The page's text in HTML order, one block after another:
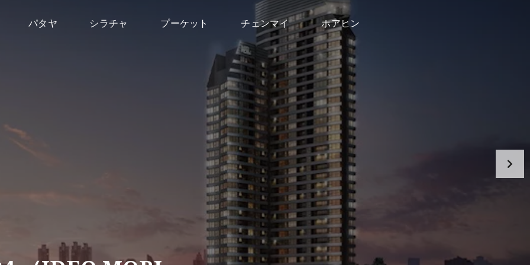
パタヤ シラチャ プーケット チェンマイ ホアヒン